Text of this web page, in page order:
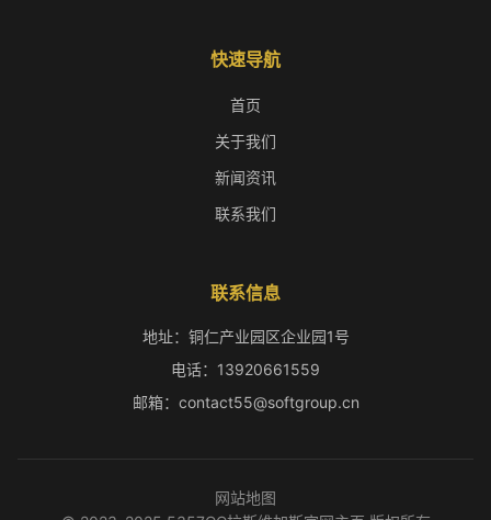
快速导航
首页
关于我们
新闻资讯
联系我们
联系信息
地址：铜仁产业园区企业园1号
电话：13920661559
邮箱：contact55@softgroup.cn
网站地图